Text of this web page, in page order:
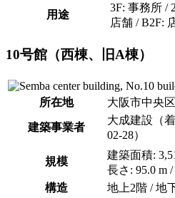
用途
3F: 事務所 /
店舗 / B2F:
10号館（西棟、旧A棟）
所在地 大阪市中央
建築事業者
大成建設（
02-28）
規模
建築面積:
長さ: 95.0 m
構造
地上2階 / 地